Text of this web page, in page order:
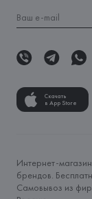
Скачать
в App Store
Интернет-
брендов.
Самовывоз из